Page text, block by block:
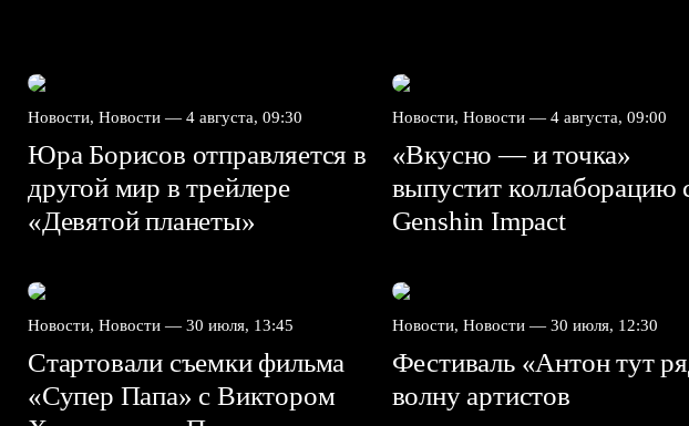
Новости, Новости — 4 августа, 09:30
Юра Борисов отправляется в
другой мир в трейлере
«Девятой планеты»
Новости, Новости — 4 августа, 09:00
«Вкусно — и точка»
выпустит коллаборацию
Genshin Impact⁠⁠
Новости, Новости — 30 июля, 13:45
Стартовали съемки фильма
«Супер Папа» с Виктором
Новости, Новости — 30 июля, 12:30
Фестиваль «Антон тут
волну артистов